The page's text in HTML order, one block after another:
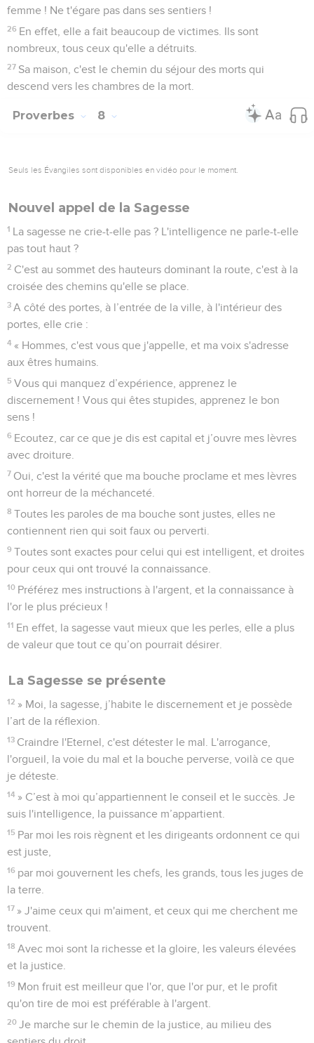
femme ! Ne t'égare pas dans ses sentiers !
26 En effet, elle a fait beaucoup de victimes. Ils sont
nombreux, tous ceux qu'elle a détruits.
27 Sa maison, c'est le chemin du séjour des morts qui
descend vers les chambres de la mort.
Proverbes 8
Seuls les Évangiles sont disponibles en vidéo pour le moment.
Nouvel appel de la Sagesse
1 La sagesse ne crie-t-elle pas ? L'intelligence ne parle-t-elle
pas tout haut ?
2 C'est au sommet des hauteurs dominant la route, c'est à la
croisée des chemins qu'elle se place.
3 A côté des portes, à l’entrée de la ville, à l'intérieur des
portes, elle crie :
4 « Hommes, c'est vous que j'appelle, et ma voix s'adresse
aux êtres humains.
5 Vous qui manquez d’expérience, apprenez le
discernement ! Vous qui êtes stupides, apprenez le bon
sens !
6 Ecoutez, car ce que je dis est capital et j’ouvre mes lèvres
avec droiture.
7 Oui, c'est la vérité que ma bouche proclame et mes lèvres
ont horreur de la méchanceté.
8 Toutes les paroles de ma bouche sont justes, elles ne
contiennent rien qui soit faux ou perverti.
9 Toutes sont exactes pour celui qui est intelligent, et droites
pour ceux qui ont trouvé la connaissance.
10 Préférez mes instructions à l'argent, et la connaissance à
l'or le plus précieux !
11 En effet, la sagesse vaut mieux que les perles, elle a plus
de valeur que tout ce qu’on pourrait désirer.
La Sagesse se présente
12 » Moi, la sagesse, j’habite le discernement et je possède
l’art de la réflexion.
13 Craindre l'Eternel, c'est détester le mal. L'arrogance,
l'orgueil, la voie du mal et la bouche perverse, voilà ce que
je déteste.
14 » C’est à moi qu’appartiennent le conseil et le succès. Je
suis l'intelligence, la puissance m’appartient.
15 Par moi les rois règnent et les dirigeants ordonnent ce qui
est juste,
16 par moi gouvernent les chefs, les grands, tous les juges de
la terre.
17 » J'aime ceux qui m'aiment, et ceux qui me cherchent me
trouvent.
18 Avec moi sont la richesse et la gloire, les valeurs élevées
et la justice.
19 Mon fruit est meilleur que l'or, que l'or pur, et le profit
qu'on tire de moi est préférable à l'argent.
20 Je marche sur le chemin de la justice, au milieu des